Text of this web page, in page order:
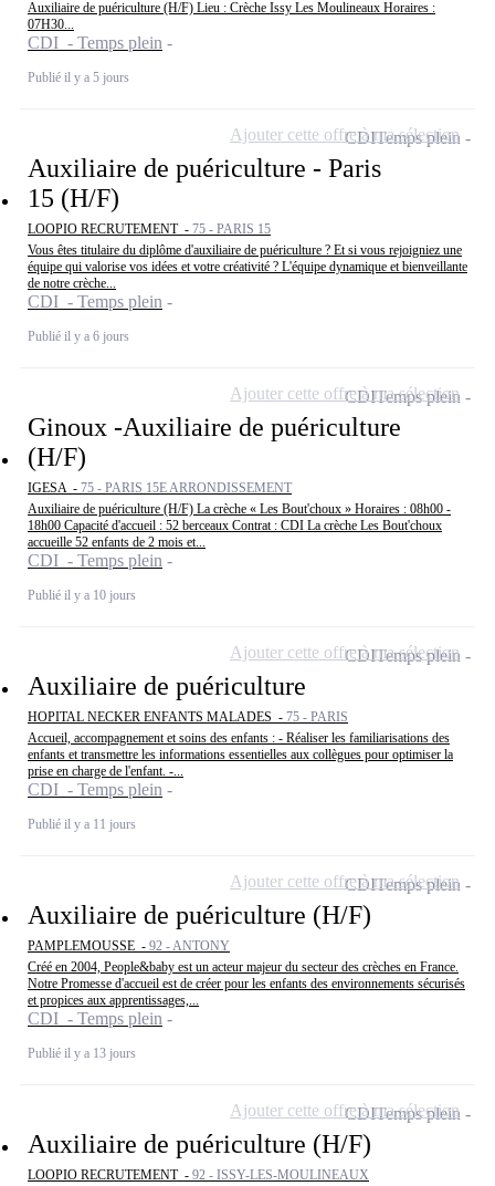
Auxiliaire de puériculture (H/F) Lieu : Crèche Issy Les Moulineaux Horaires :
07H30...
CDI - Temps plein
Publié il y a 5 jours
Auxiliaire de puériculture - Paris
15 (H/F)
LOOPIO RECRUTEMENT - 75 - PARIS 15
Vous êtes titulaire du diplôme d'auxiliaire de puériculture ? Et si vous rejoigniez une
équipe qui valorise vos idées et votre créativité ? L'équipe dynamique et bienveillante
de notre crèche...
CDI - Temps plein
Publié il y a 6 jours
CDITemps plein
Ajouter cette offre à ma sélection
Ginoux -Auxiliaire de puériculture
(H/F)
IGESA - 75 - PARIS 15E ARRONDISSEMENT
Auxiliaire de puériculture (H/F) La crèche « Les Bout'choux » Horaires : 08h00 -
18h00 Capacité d'accueil : 52 berceaux Contrat : CDI La crèche Les Bout'choux
accueille 52 enfants de 2 mois et...
CDI - Temps plein
Publié il y a 10 jours
CDITemps plein
Ajouter cette offre à ma sélection
Auxiliaire de puériculture
HOPITAL NECKER ENFANTS MALADES - 75 - PARIS
Accueil, accompagnement et soins des enfants : - Réaliser les familiarisations des
enfants et transmettre les informations essentielles aux collègues pour optimiser la
prise en charge de l'enfant. -...
CDI - Temps plein
Publié il y a 11 jours
CDITemps plein
Ajouter cette offre à ma sélection
Auxiliaire de puériculture (H/F)
PAMPLEMOUSSE - 92 - ANTONY
Créé en 2004, People&baby est un acteur majeur du secteur des crèches en France.
Notre Promesse d'accueil est de créer pour les enfants des environnements sécurisés
et propices aux apprentissages,...
CDI - Temps plein
Publié il y a 13 jours
CDITemps plein
Ajouter cette offre à ma sélection
Auxiliaire de puériculture (H/F)
LOOPIO RECRUTEMENT - 92 - ISSY-LES-MOULINEAUX
CDITemps plein
Ajouter cette offre à ma sélection